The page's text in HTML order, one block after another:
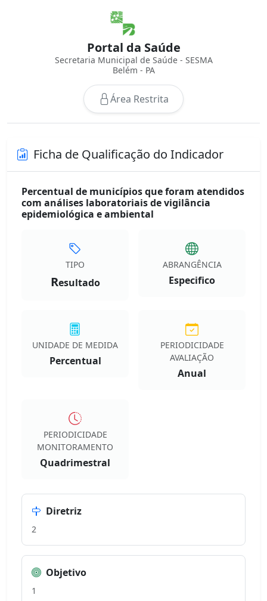
Portal da Saúde
Secretaria Municipal de Saúde - SESMA
Belém - PA
Área Restrita
Ficha de Qualificação do Indicador
Percentual de municípios que foram atendidos
com análises laboratoriais de vigilância
epidemiológica e ambiental
TIPO
Resultado
ABRANGÊNCIA
Especifico
UNIDADE DE MEDIDA
Percentual
PERIODICIDADE
AVALIAÇÃO
Anual
PERIODICIDADE
MONITORAMENTO
Quadrimestral
Diretriz
2
Objetivo
1